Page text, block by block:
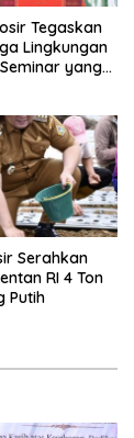
Tegaskan
Lingkungan
yang
Serahkan
RI 4 Ton
Putih